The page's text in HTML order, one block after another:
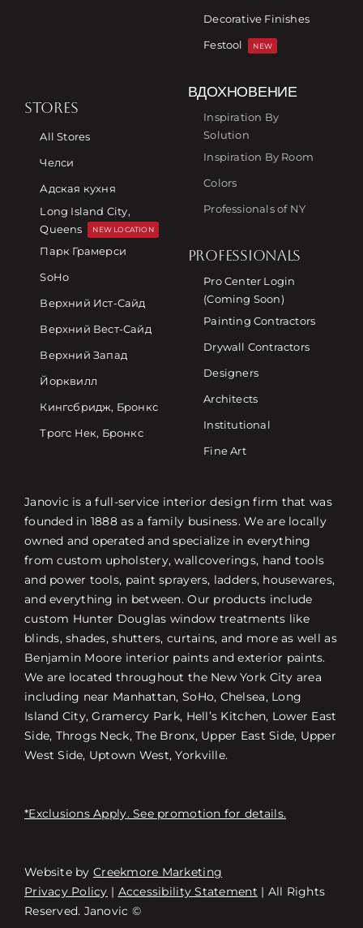
Free Consultation
Decorative Finishes
Festool
NEW
STORES
All Stores
Челси
Адская кухня
Long Island City,
Queens
NEW LOCATION
Парк Грамерси
SoHo
Верхний Ист-Сайд
Верхний Вест-Сайд
Верхний Запад
Йорквилл
Кингсбридж, Бронкс
Трогс Нек, Бронкс
ВДОХНОВЕНИЕ
Inspiration By
Solution
Inspiration By Room
Colors
Professionals of NY
PROFESSIONALS
Pro Center Login
(Coming Soon)
Painting Contractors
Drywall Contractors
Designers
Architects
Institutional
Fine Art
Janovic is a full-service interior design firm that was
founded in 1888 as a family business. We are locally
owned and operated and specialize in everything
from custom upholstery, wallcoverings, hand tools
and power tools, paint sprayers, ladders, housewares,
and everything in between. Our products include
custom Hunter Douglas window treatments like
blinds, shades, shutters, curtains, and more as well as
Benjamin Moore interior paints and exterior paints.
We are located throughout the New York City area
including near Manhattan, SoHo, Chelsea, Long
Island City, Gramercy Park, Hell’s Kitchen, Lower East
Side, Throgs Neck, The Bronx, Upper East Side, Upper
West Side, Uptown West, Yorkville.
*Exclusions Apply. See promotion for details.
Website by Creekmore Marketing
Privacy Policy | Accessibility Statement | All Rights
Reserved. Janovic ©